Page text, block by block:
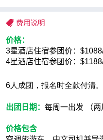
费用说明
价格：
3星酒店住宿参团价： $1088
4星酒店住宿参团价： $1188
6人成团，报名时全款付清。
出团日期： 每周一出发 （两
价格包含